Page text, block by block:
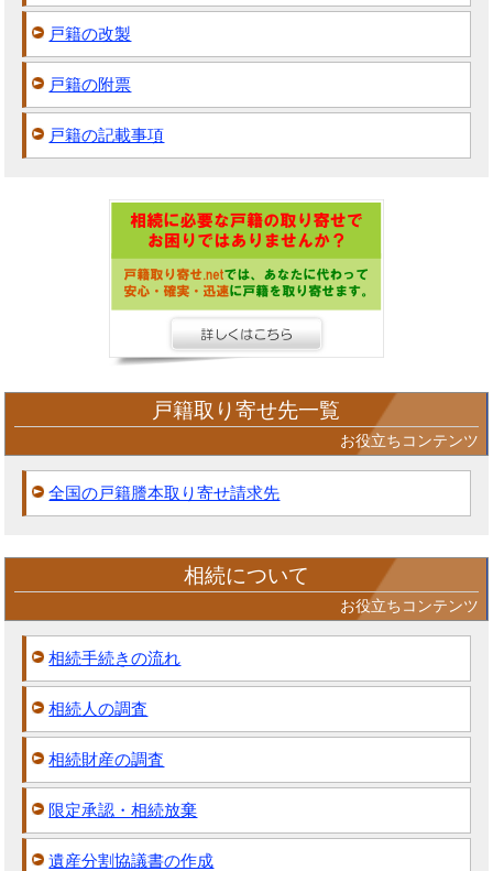
戸籍の改製
戸籍の附票
戸籍の記載事項
戸籍取り寄せ先一覧
お役立ちコンテンツ
全国の戸籍謄本取り寄せ請求先
相続について
お役立ちコンテンツ
相続手続きの流れ
相続人の調査
相続財産の調査
限定承認・相続放棄
遺産分割協議書の作成